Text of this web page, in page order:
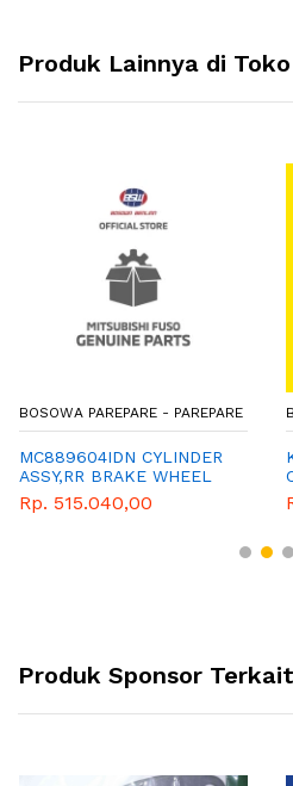
Produk Lainnya di
BOSOWA PAREPARE - PAREPARE
MC889604IDN CYLINDER
ASSY,RR BRAKE WHEEL
Rp. 515.040,00
Produk Sponsor Terkait